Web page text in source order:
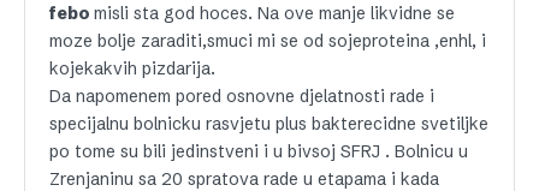
febo misli sta god hoces. Na ove manje likvidne se
moze bolje zaraditi,smuci mi se od sojeproteina ,enhl, i
kojekakvih pizdarija.
Da napomenem pored osnovne djelatnosti rade i
specijalnu bolnicku rasvjetu plus bakterecidne svetiljke
po tome su bili jedinstveni i u bivsoj SFRJ . Bolnicu u
Zrenjaninu sa 20 spratova rade u etapama i kada